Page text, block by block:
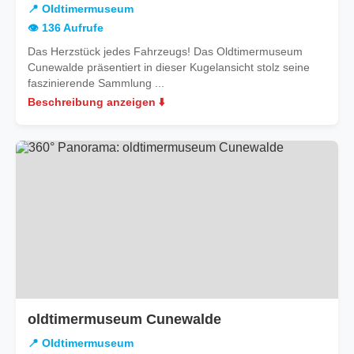
📍 Oldtimermuseum
👁️ 136 Aufrufe
Das Herzstück jedes Fahrzeugs! Das Oldtimermuseum
Cunewalde präsentiert in dieser Kugelansicht stolz seine
faszinierende Sammlung ...
Beschreibung anzeigen ⬇️
oldtimermuseum Cunewalde
📍 Oldtimermuseum